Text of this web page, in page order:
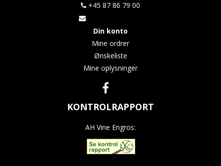
+45 87 86 79 00
Din konto
Mine ordrer
Ønskeliste
Mine oplysninger
KONTROLRAPPORT
AH Vine Engros: